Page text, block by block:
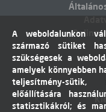
Online
A weboldalunkon
származó sütiket
szükségesek a
amelyek könnyebben
teljesítmény-
előállítására
statisztikákról; és